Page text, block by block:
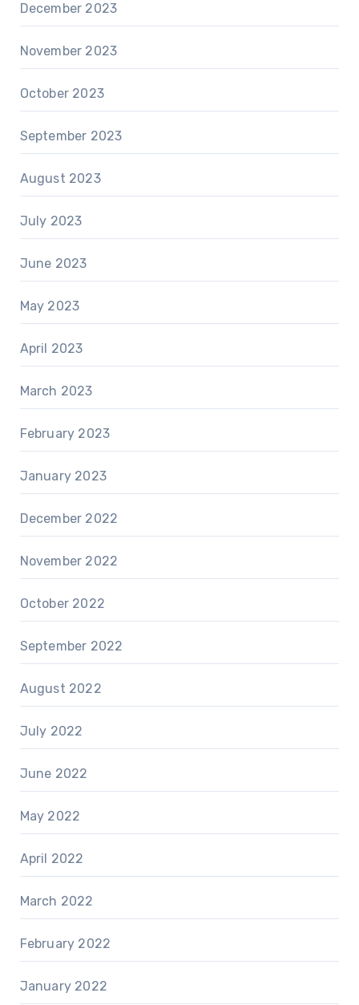
December 2023
November 2023
October 2023
September 2023
August 2023
July 2023
June 2023
May 2023
April 2023
March 2023
February 2023
January 2023
December 2022
November 2022
October 2022
September 2022
August 2022
July 2022
June 2022
May 2022
April 2022
March 2022
February 2022
January 2022